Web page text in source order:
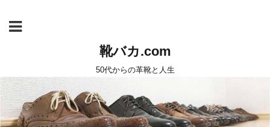
靴バカ.com
50代からの革靴と人生